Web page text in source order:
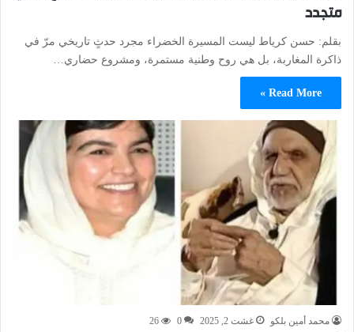
متجدد
بقلم: حسن كرياط ليست المسيرة الخضراء مجرد حدثٍ تاريخي مرّ في
ذاكرة المغاربة، بل هي روح وطنية مستمرة، ومشروع حضاري…
Read More »
محمد أمين بلكو غشت 2, 2025 0
26